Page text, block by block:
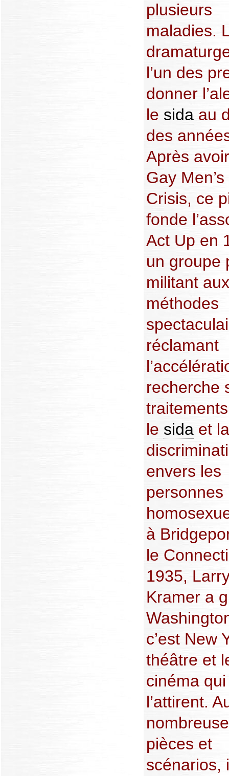
plusieurs
maladies.
l’un des
donner
le sida au
des
Après
Gay
Crisis, ce
fonde
Act Up en
un groupe
militant aux
méthodes
réclamant
recherche
le sida et
envers les
personnes
à
le
1935,
Kramer a
c’est New
théâtre et
cinéma qui
l’attirent.
pièces et
scénarios,